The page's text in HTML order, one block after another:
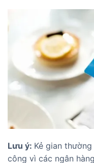
Lưu ý: Kẻ gian thường
công vì các ngân